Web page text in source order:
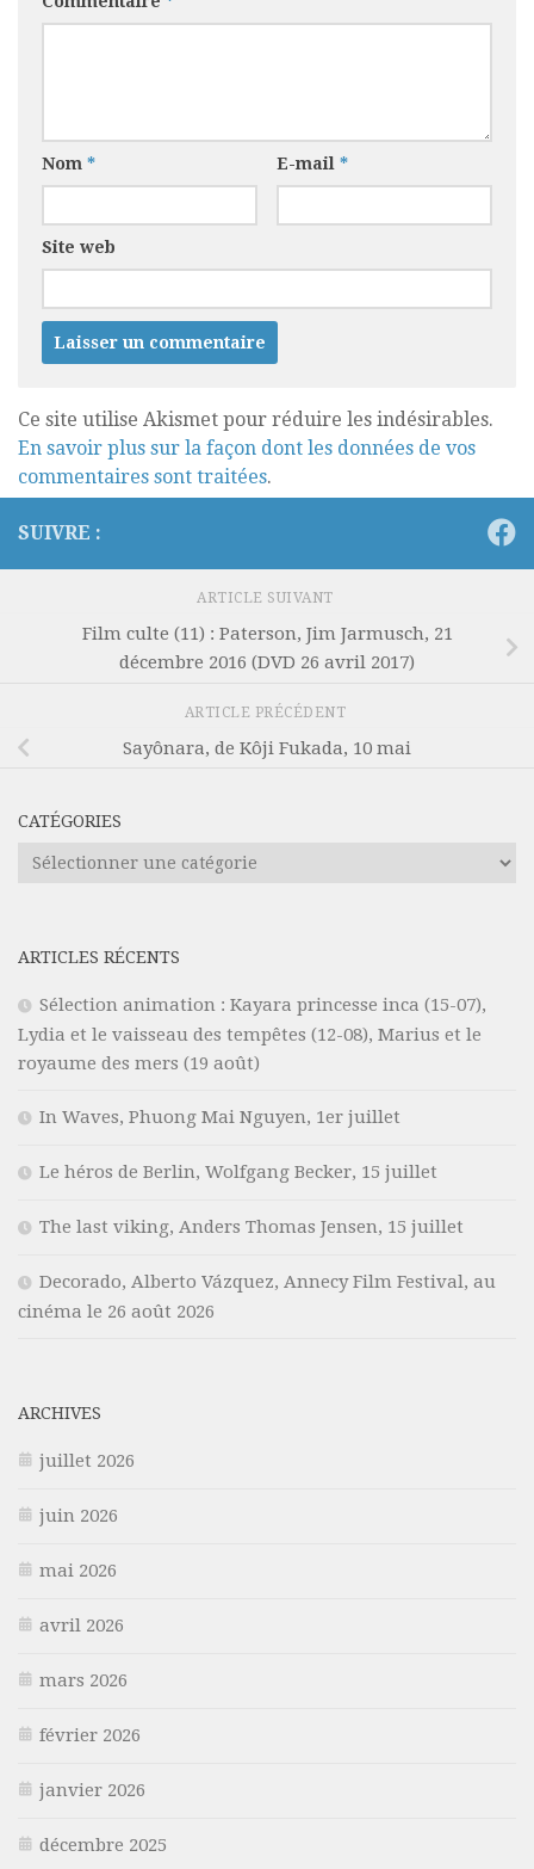
Nom * E-mail *
Site web
Ce site utilise Akismet pour réduire les indésirables.
En savoir plus sur la façon dont les données de vos
commentaires sont traitées.
SUIVRE :
ARTICLE SUIVANT
Film culte (11) : Paterson, Jim Jarmusch, 21
décembre 2016 (DVD 26 avril 2017)
ARTICLE PRÉCÉDENT
Sayônara, de Kôji Fukada, 10 mai
CATÉGORIES
Catégories
ARTICLES RÉCENTS
Sélection animation : Kayara princesse inca (15-07),
Lydia et le vaisseau des tempêtes (12-08), Marius et le
royaume des mers (19 août)
In Waves, Phuong Mai Nguyen, 1er juillet
Le héros de Berlin, Wolfgang Becker, 15 juillet
The last viking, Anders Thomas Jensen, 15 juillet
Decorado, Alberto Vázquez, Annecy Film Festival, au
cinéma le 26 août 2026
ARCHIVES
juillet 2026
juin 2026
mai 2026
avril 2026
mars 2026
février 2026
janvier 2026
décembre 2025